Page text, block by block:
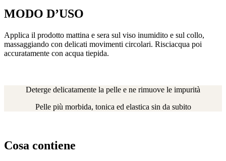
MODO D’USO
Applica il prodotto mattina e sera sul viso inumidito e sul collo,
massaggiando con delicati movimenti circolari. Risciacqua poi
accuratamente con acqua tiepida.
Deterge delicatamente la pelle e ne rimuove le impurità
Pelle più morbida, tonica ed elastica sin da subito
Cosa contiene